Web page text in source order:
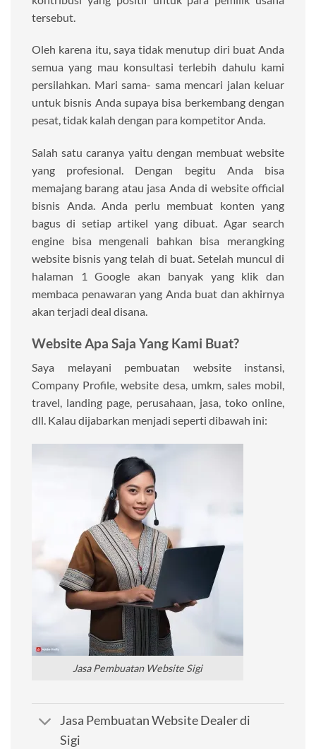
tersebut.
Oleh karena itu, saya tidak menutup diri buat Anda
semua yang mau konsultasi terlebih dahulu kami
persilahkan. Mari sama- sama mencari jalan keluar
untuk bisnis Anda supaya bisa berkembang dengan
pesat, tidak kalah dengan para kompetitor Anda.
Salah satu caranya yaitu dengan membuat website
yang profesional. Dengan begitu Anda bisa
memajang barang atau jasa Anda di website official
bisnis Anda. Anda perlu membuat konten yang
bagus di setiap artikel yang dibuat. Agar search
engine bisa mengenali bahkan bisa merangking
website bisnis yang telah di buat. Setelah muncul di
halaman 1 Google akan banyak yang klik dan
membaca penawaran yang Anda buat dan akhirnya
akan terjadi deal disana.
Website Apa Saja Yang Kami Buat?
Saya melayani pembuatan website instansi,
Company Profile, website desa, umkm, sales mobil,
travel, landing page, perusahaan, jasa, toko online,
dll. Kalau dijabarkan menjadi seperti dibawah ini:
Jasa Pembuatan Website Sigi
Jasa Pembuatan Website Dealer di
Sigi